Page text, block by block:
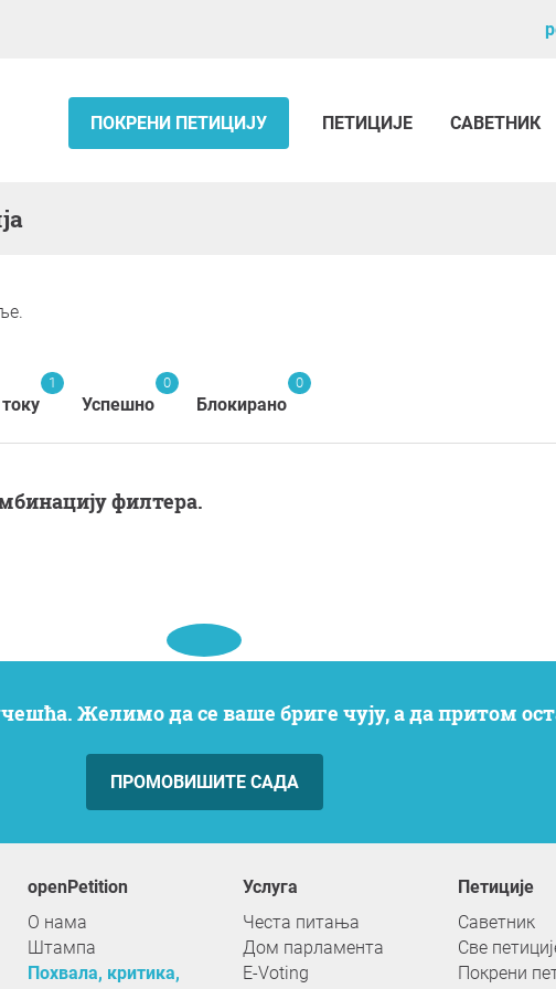
ПОКРЕНИ ПЕТИЦИЈУ ПЕТИЦИЈЕ САВЕТНИК
1
Успешно
0
Блокирано
0
филтера.
Желимо да се ваше бриге чују, а да притом
ПРОМОВИШИТЕ САДА
openPetition
О нама
Штампа
Похвала, критика,
услуга
Честа питања
Дом парламента
E-Voting
Петиције
Саветник
Све
Покрени